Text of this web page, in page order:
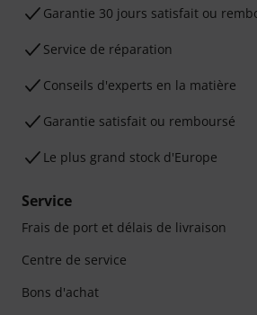
Garantie 30 jours satisfait ou
Service de réparation
Conseils d'experts en la matière
Garantie satisfait ou remboursé
Le plus grand stock d'Europe
Service
Frais de port et délais de livraison
Centre de service
Bons d'achat